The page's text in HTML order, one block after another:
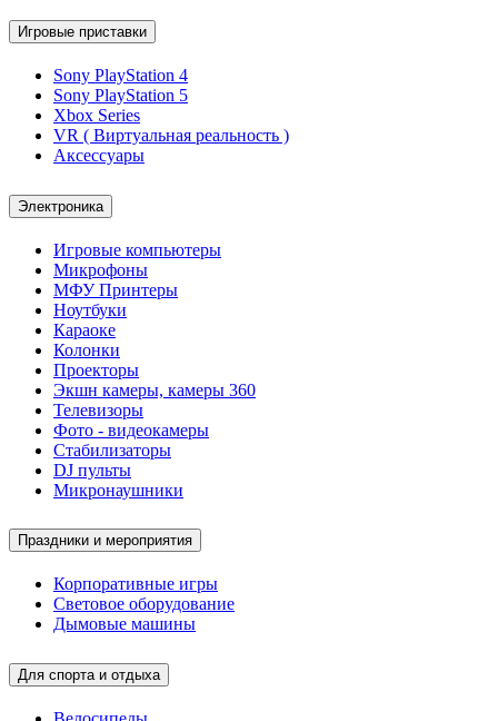
Игровые приставки
Sony PlayStation 4
Sony PlayStation 5
Xbox Series
VR ( Виртуальная реальность )
Аксессуары
Электроника
Игровые компьютеры
Микрофоны
МФУ Принтеры
Ноутбуки
Караоке
Колонки
Проекторы
Экшн камеры, камеры 360
Телевизоры
Фото - видеокамеры
Стабилизаторы
DJ пульты
Микронаушники
Праздники и мероприятия
Корпоративные игры
Световое оборудование
Дымовые машины
Для спорта и отдыха